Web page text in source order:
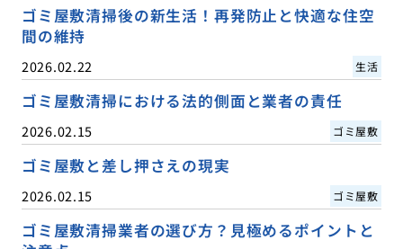
ゴミ屋敷清掃後の新生活！再発防止と快適な住空
間の維持
2026.02.22 生活
ゴミ屋敷清掃における法的側面と業者の責任
2026.02.15 ゴミ屋敷
ゴミ屋敷と差し押さえの現実
2026.02.15 ゴミ屋敷
ゴミ屋敷清掃業者の選び方？見極めるポイントと